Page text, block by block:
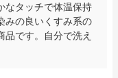
なタッチで体温保持
みの良いくすみ系の
品です。自分で洗え